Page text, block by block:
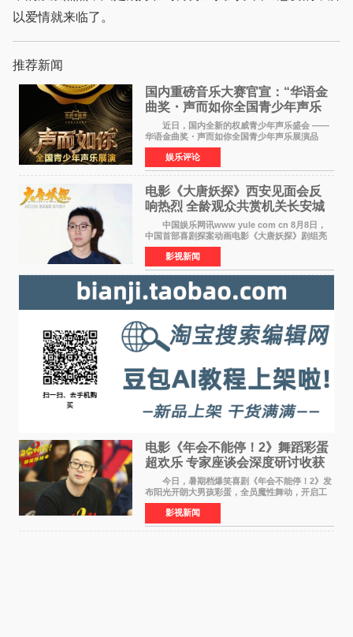
以爱情就来临了。
推荐新闻
国内重磅音乐大赛官宣：“华语金
曲奖・声而如你全国青少年声乐
展演” 正式启幕，阿沁出任明星总
评审
近日，国内全新的权威青少年声乐盛会 ——
华语金曲奖・声而如你全国青少年声乐展演品
牌，在湖南长沙隆重举行官宣，国内又一高规格
青少年声乐赛事全面启航。 本赛事由寰宇声
扬联合华语金曲
娱乐评论
电影《大唐妖探》西安见面会反
响热烈 全龄观众共赏机关长安城
中国娱乐网讯www yule com cn 8月8日，
中国首部喜剧探案动画电影《大唐妖探》剧组亮
相西安，举办线下见面会活动。导演程腾、联合
导演黄珉、总制片人曹紫建、制片人李莹莹、领
衔声音出演雷淞然
影视新闻
电影《年会不能停！2》舞蹈彩蛋
超欢乐 专家座谈会深度研讨收获
满满
今日，暑期档爆笑喜剧《年会不能停！2》发
布阳光开朗大男孩彩蛋，全员魔性舞动，开启工
位狂欢模式。影片于昨日同步举办专家座谈会，
导演董润年、总制片人应萝佳出席现场，与一众
业内、学界专家
影视新闻